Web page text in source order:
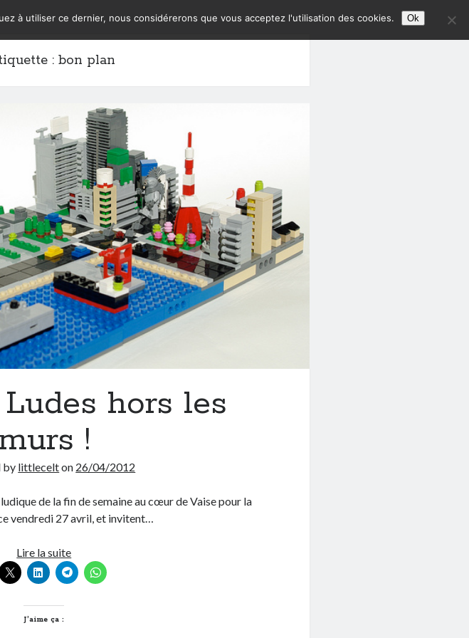
: bon plan
hors les
!
by littlecelton 26/04/2012
de la fin de semaine au cœur de Vaise pour la
vendredi 27 avril, et invitent…
Lire la suiteQuai
des
Ludes
J’aime ça :
à utiliser ce dernier, nous considérerons que vous acceptez l'utilisation des cookies. Ok